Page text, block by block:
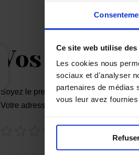
Ce site web utilise
Les cookies nous
sociaux et d'analyser
partenaires de médias
vous leur avez
Vos avis
Soyez le premier à laisser votre avis
Votre adresse e-mail ne sera pas